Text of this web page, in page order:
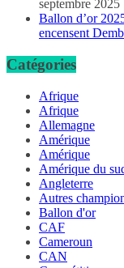
septembre 2025
Ballon d’or
encensent
Catégories
Afrique
Afrique
Allemagne
Amérique
Amérique
Amérique du
Angleterre
Autres
Ballon d'or
CAF
Cameroun
CAN